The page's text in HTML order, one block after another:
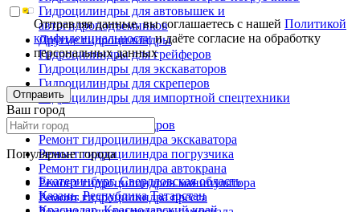
Гидроцилиндры для автовышек и
автогидроподъемников
Другие гидроцилиндры
Гидроцилиндры для грейферов
Гидроцилиндры для экскаваторов
Гидроцилиндры для скреперов
Гидроцилиндры для импортной спецтехники
Ремонт гидроцилиндров
Ремонт гидроцилиндра экскаватора
Ремонт гидроцилиндра погрузчика
Ремонт гидроцилиндра автокрана
Ремонт гидроцилиндров манипулятора
Ремонт гидроцилиндра пресса
Отправляя данные, вы соглашаетесь с нашейПолитикой
конфиденциальностии даёте согласие на обработку
персональных данных
Отправить
Ваш город
Популярные города
Екатеринбург, Свердловская область
Казань, Республика Татарстан